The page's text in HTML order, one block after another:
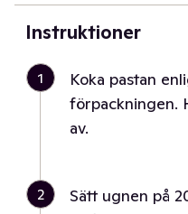
Instruktioner
1
Koka pastan
förpackningen.
av.
2
Sätt ugnen på